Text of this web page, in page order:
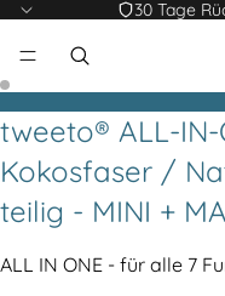
30 Tage
tweeto® ALL-
Kokosfaser /
teilig - MINI +
ALL IN ONE - für alle 7